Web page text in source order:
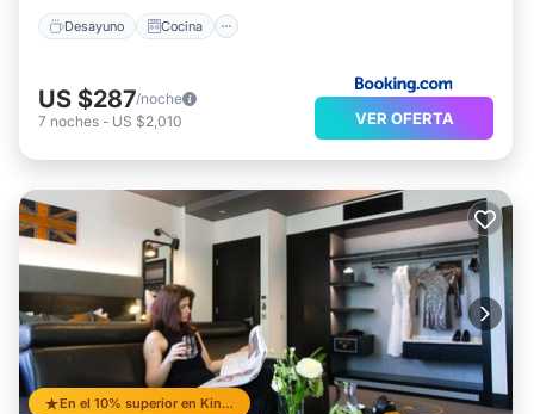
Desayuno Cocina
US $287/noche
7 noches - US $2,010 VER OFERTA
En el 10% superior en Kings Cross St. Pancras